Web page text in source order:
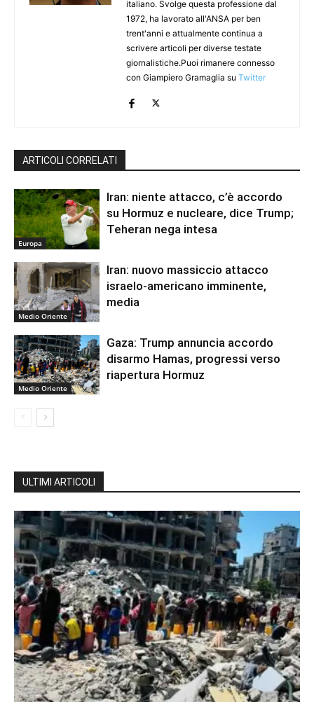
italiano. Svolge questa professione dal
1972, ha lavorato all'ANSA per ben
trent'anni e attualmente continua a
scrivere articoli per diverse testate
giornalistiche.Puoi rimanere connesso
con Giampiero Gramaglia su Twitter
ARTICOLI CORRELATI
Europa
Iran: niente attacco, c’è accordo
su Hormuz e nucleare, dice Trump;
Teheran nega intesa
Medio Oriente
Iran: nuovo massiccio attacco
israelo-americano imminente,
media
Medio Oriente
Gaza: Trump annuncia accordo
disarmo Hamas, progressi verso
riapertura Hormuz
ULTIMI ARTICOLI